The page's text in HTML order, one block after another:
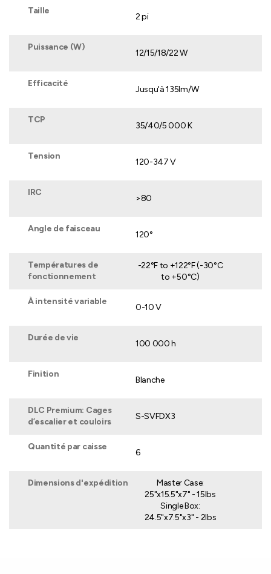
Taille
2 pi
Puissance (W)
12/15/18/22 W
Efficacité
Jusqu'à 135lm/W
TCP
35/40/5 000 K
Tension
120-347 V
IRC
>80
Angle de faisceau
120°
Températures de
fonctionnement
-22°F to +122°F (-30°C
to +50°C)
À intensité variable
0-10 V
Durée de vie
100 000 h
Finition
Blanche
DLC Premium: Cages
d’escalier et couloirs
S-SVFDX3
Quantité par caisse
6
Dimensions d'expédition
Master Case:
25"x15.5"x7" - 15lbs
Single Box:
24.5"x7.5"x3" - 2lbs